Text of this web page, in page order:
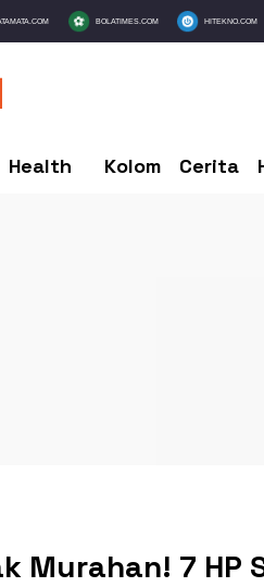
BOLATIMES.COM HITEKNO.COM
Health Kolom Cerita
Murahan! 7 HP